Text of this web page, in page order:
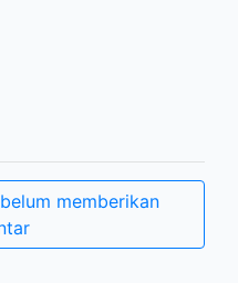
memberikan